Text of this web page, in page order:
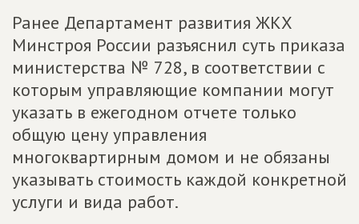
Ранее Департамент развития ЖКХ
Минстроя России разъяснил суть приказа
министерства № 728, в соответствии с
которым управляющие компании могут
указать в ежегодном отчете только
общую цену управления
многоквартирным домом и не обязаны
указывать стоимость каждой конкретной
услуги и вида работ.